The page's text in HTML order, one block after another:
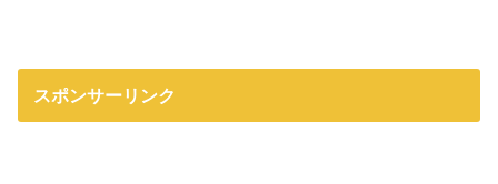
スポンサーリンク